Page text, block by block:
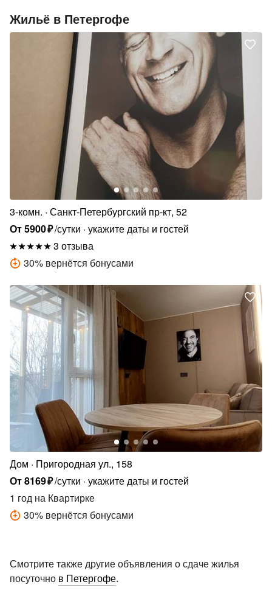
Жильё в Петергофе
3-комн. Санкт-Петербургский пр-кт, 52
От5900₽/сутки укажите даты и гостей
3 отзыва
30% вернётся бонусами
Дом
Пригородная ул., 158
От8169₽/сутки укажите даты и гостей
1 год на Квартирке
30% вернётся бонусами
Смотрите также другие объявления о сдаче жилья
посуточно в Петергофе.